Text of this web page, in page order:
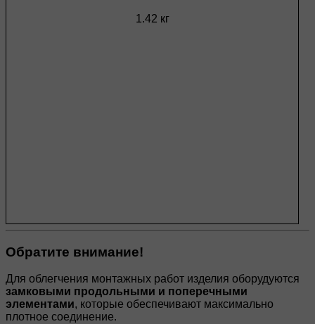
1.42 кг
Обратите внимание!
Для облегчения монтажных работ изделия оборудуются
замковыми продольными и поперечными
элементами, которые обеспечивают максимально
плотное соединение.